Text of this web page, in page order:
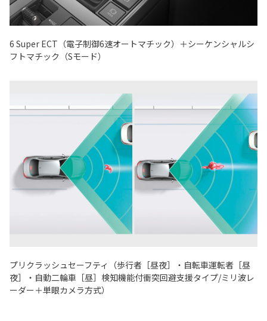
6 Super ECT（電子制御6速オートマチック）＋シーケンシャルシ
フトマチック（Sモード）
プリクラッシュセーフティ（歩行者［昼夜］・自転車運転者［昼
夜］・自動二輪車［昼］検知機能付衝突回避支援タイプ/ミリ波レ
ーダー＋単眼カメラ方式）